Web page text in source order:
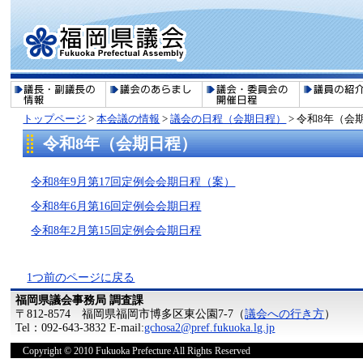
トップページ >本会議の情報 >議会の日程（会期日程） >令和8年（会
令和8年（会期日程）
令和8年9月第17回定例会会期日程（案）
令和8年6月第16回定例会会期日程
令和8年2月第15回定例会会期日程
1つ前のページに戻る
福岡県議会事務局 調査課
〒812-8574 福岡県福岡市博多区東公園7-7（議会への行き方）
Tel：092-643-3832 E-mail:gchosa2@pref.fukuoka.lg.jp
Copyright © 2010 Fukuoka Prefecture All Rights Reserved